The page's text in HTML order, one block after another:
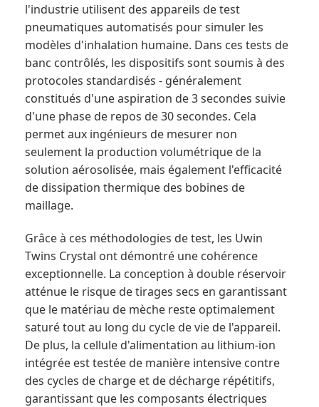
l'industrie utilisent des appareils de test
pneumatiques automatisés pour simuler les
modèles d'inhalation humaine. Dans ces tests de
banc contrôlés, les dispositifs sont soumis à des
protocoles standardisés - généralement
constitués d'une aspiration de 3 secondes suivie
d'une phase de repos de 30 secondes. Cela
permet aux ingénieurs de mesurer non
seulement la production volumétrique de la
solution aérosolisée, mais également l'efficacité
de dissipation thermique des bobines de
maillage.
Grâce à ces méthodologies de test, les Uwin
Twins Crystal ont démontré une cohérence
exceptionnelle. La conception à double réservoir
atténue le risque de tirages secs en garantissant
que le matériau de mèche reste optimalement
saturé tout au long du cycle de vie de l'appareil.
De plus, la cellule d'alimentation au lithium-ion
intégrée est testée de manière intensive contre
des cycles de charge et de décharge répétitifs,
garantissant que les composants électriques